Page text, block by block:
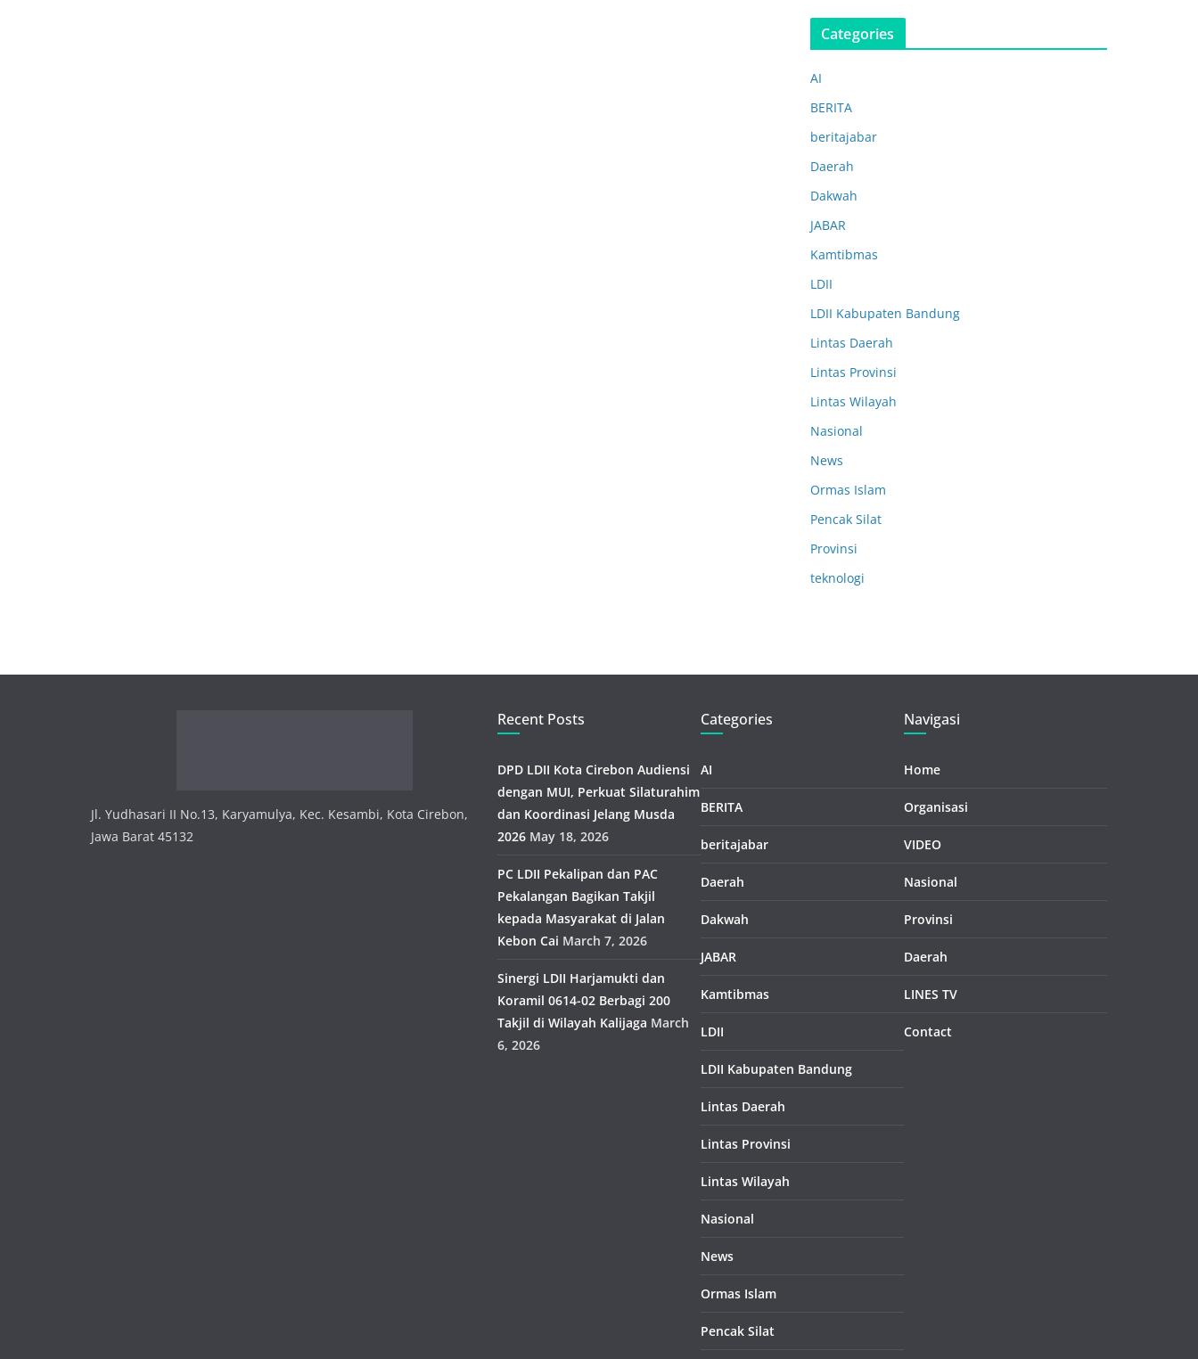
Categories
AI
BERITA
beritajabar
Daerah
Dakwah
JABAR
Kamtibmas
LDII
LDII Kabupaten Bandung
Lintas Daerah
Lintas Provinsi
Lintas Wilayah
Nasional
News
Ormas Islam
Pencak Silat
Provinsi
teknologi
Jl. Yudhasari II No.13, Karyamulya, Kec. Kesambi, Kota Cirebon,
Jawa Barat 45132
Recent Posts
DPD LDII Kota Cirebon Audiensi
dengan MUI, Perkuat Silaturahim
dan Koordinasi Jelang Musda
2026 May 18, 2026
PC LDII Pekalipan dan PAC
Pekalangan Bagikan Takjil
kepada Masyarakat di Jalan
Kebon Cai March 7, 2026
Sinergi LDII Harjamukti dan
Koramil 0614-02 Berbagi 200
Takjil di Wilayah Kalijaga March
6, 2026
Categories
AI
BERITA
beritajabar
Daerah
Dakwah
JABAR
Kamtibmas
LDII
LDII Kabupaten Bandung
Lintas Daerah
Lintas Provinsi
Lintas Wilayah
Nasional
News
Ormas Islam
Pencak Silat
Navigasi
Home
Organisasi
VIDEO
Nasional
Provinsi
Daerah
LINES TV
Contact